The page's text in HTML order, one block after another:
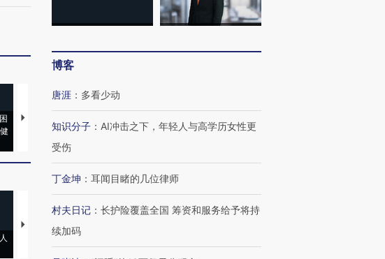
马航飞行员跨国走私7万
粒摇头丸 尿检体内含3种
泽连斯基密集出访美英 索
秘鲁纳斯卡观光飞机坠毁
【推广】走进第四届链博
会，让数智科技“链”接产
有意思的生活方式·第三对
住三大增长引擎是什么？
博客
唐涯 ： 多看少动
知识分子 ： AI冲击之下，年轻人与高学历女性更
受伤
丁金坤 ： 耳闻目睹的几位律师
村夫日记 ： 长护险覆盖全国 筹资和服务给予将持
续加码